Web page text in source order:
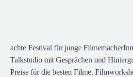
achte Festival für junge
Talkstudio mit Gesprächen und
Preise für die besten Filme.